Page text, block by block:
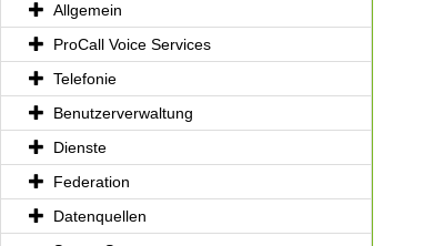
Allgemein
ProCall Voice Services
Telefonie
Benutzerverwaltung
Dienste
Federation
Datenquellen